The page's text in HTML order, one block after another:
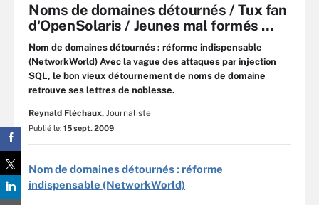
Noms de domaines détournés / Tux fan
d'OpenSolaris / Jeunes mal formés …
Nom de domaines détournés : réforme indispensable
(NetworkWorld) Avec la vague des attaques par injection
SQL, le bon vieux détournement de noms de domaine
retrouve ses lettres de noblesse.
Reynald Fléchaux, Journaliste
Publié le: 15 sept. 2009
Nom de domaines détournés : réforme
indispensable (NetworkWorld)